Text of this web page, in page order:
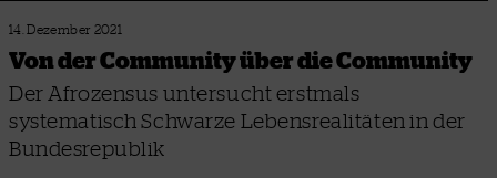
14. Dezember 2021
Von der Community über die Community
Der Afrozensus untersucht erstmals
systematisch Schwarze Lebensrealitäten in der
Bundesrepublik